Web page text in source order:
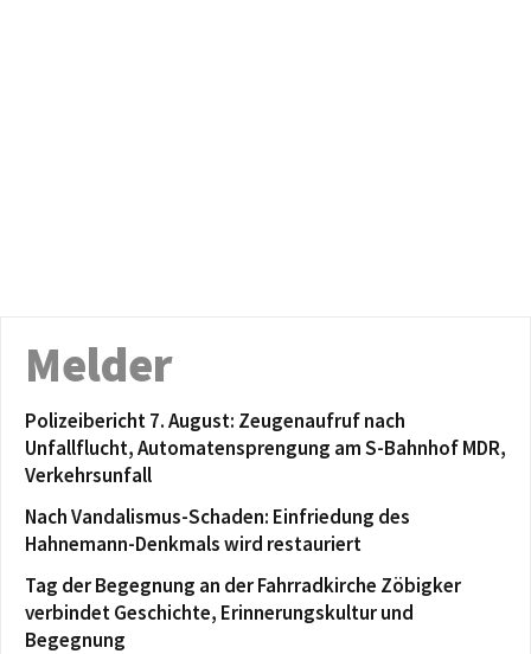
Melder
Polizeibericht 7. August: Zeugenaufruf nach
Unfallflucht, Automatensprengung am S-Bahnhof MDR,
Verkehrsunfall
Nach Vandalismus-Schaden: Einfriedung des
Hahnemann-Denkmals wird restauriert
Tag der Begegnung an der Fahrradkirche Zöbigker
verbindet Geschichte, Erinnerungskultur und
Begegnung